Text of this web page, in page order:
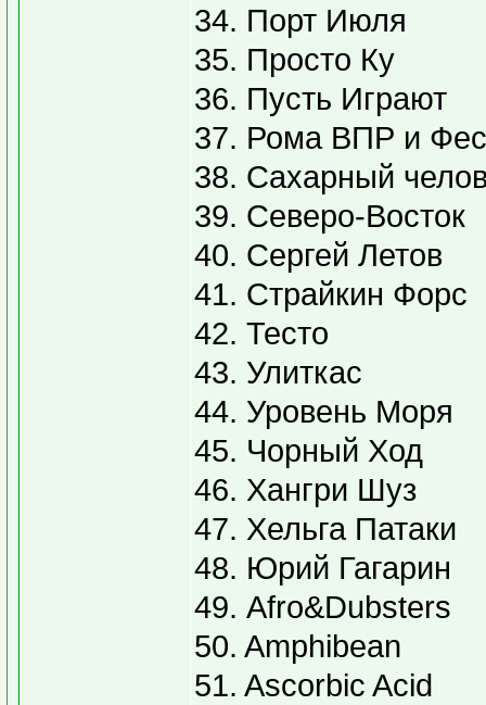
34. Порт Июля
35. Просто Ку
36. Пусть Играют
37. Рома ВПР и
38. Сахарный
39. Северо-Восток
40. Сергей Летов
41. Страйкин Форс
42. Тесто
43. Улиткас
44. Уровень Моря
45. Чорный Ход
46. Хангри Шуз
47. Хельга Патаки
48. Юрий Гагарин
49. Afro&Dubsters
50. Amphibean
51. Ascorbic Acid